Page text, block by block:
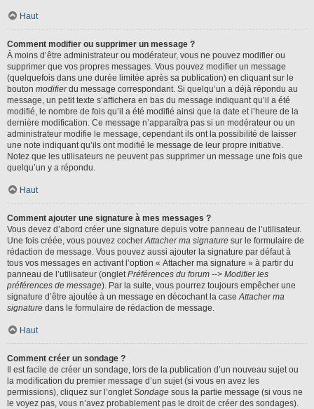
Haut
Comment modifier ou supprimer un message ?
À moins d’être administrateur ou modérateur, vous ne pouvez modifier ou
supprimer que vos propres messages. Vous pouvez modifier un message
(quelquefois dans une durée limitée après sa publication) en cliquant sur le
bouton modifierdu message correspondant. Si quelqu’un a déjà répondu au
message, un petit texte s’affichera en bas du message indiquant qu’il a été
modifié, le nombre de fois qu’il a été modifié ainsi que la date et l’heure de la
dernière modification. Ce message n’apparaîtra pas si un modérateur ou un
administrateur modifie le message, cependant ils ont la possibilité de laisser
une note indiquant qu’ils ont modifié le message de leur propre initiative.
Notez que les utilisateurs ne peuvent pas supprimer un message une fois que
quelqu’un y a répondu.
Haut
Comment ajouter une signature à mes messages ?
Vous devez d’abord créer une signature depuis votre panneau de l’utilisateur.
Une fois créée, vous pouvez cocherAttacher ma signature sur le formulaire de
rédaction de message. Vous pouvez aussi ajouter la signature par défaut à
tous vos messages en activant l’option « Attacher ma signature » à partir du
panneau de l’utilisateur (ongletPréférences du forum --> Modifier les
préférences de message). Par la suite, vous pourrez toujours empêcher une
signature d’être ajoutée à un message en décochant la caseAttacher ma
signature dans le formulaire de rédaction de message.
Haut
Comment créer un sondage ?
Il est facile de créer un sondage, lors de la publication d’un nouveau sujet ou
la modification du premier message d’un sujet (si vous en avez les
permissions), cliquez sur l’ongletSondage sous la partie message (si vous ne
le voyez pas, vous n’avez probablement pas le droit de créer des sondages).